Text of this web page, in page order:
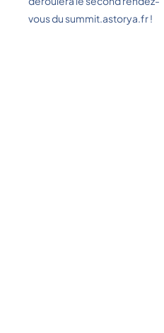
vous du summit.astorya.fr !